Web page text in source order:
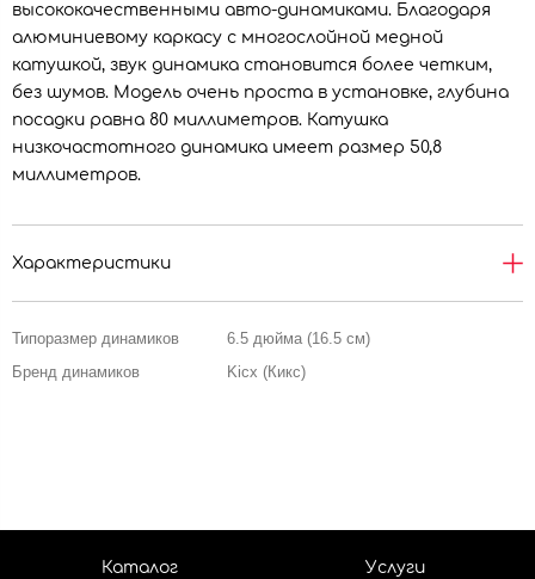
высококачественными авто-динамиками. Благодаря
алюминиевому каркасу с многослойной медной
катушкой, звук динамика становится более четким,
без шумов. Модель очень проста в установке, глубина
посадки равна 80 миллиметров. Катушка
низкочастотного динамика имеет размер 50,8
миллиметров.
Характеристики
Типоразмер динамиков
6.5 дюйма (16.5 см)
Бренд динамиков
Kicx (Кикс)
Каталог Услуги